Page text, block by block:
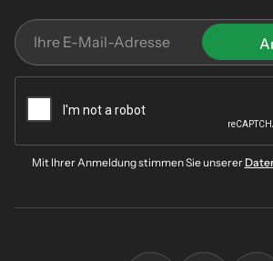
Mit Ihrer Anmeldung stimmen Sie unserer